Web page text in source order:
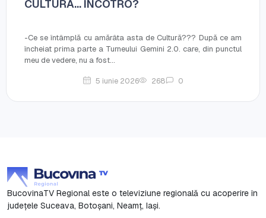
CULTURA… ÎNCOTRO?
-Ce se întâmplă cu amărâta asta de Cultură??? După ce am
încheiat prima parte a Turneului Gemini 2.0. care, din punctul
meu de vedere, nu a fost...
5 iunie 2026 268 0
BucovinaTV Regional este o televiziune regională cu acoperire în
județele Suceava, Botoşani, Neamț, Iași.